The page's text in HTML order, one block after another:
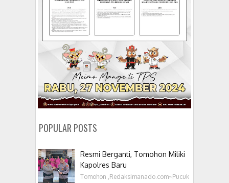
POPULAR POSTS
Resmi Berganti, Tomohon Miliki
Kapolres Baru
Tomohon ,Redaksimanado.com~Pucuk